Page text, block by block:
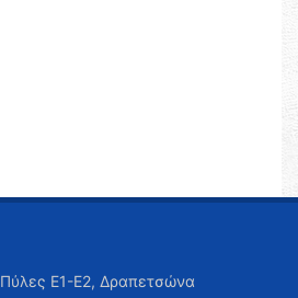
Πύλες Ε1-Ε2, Δραπετσώνα